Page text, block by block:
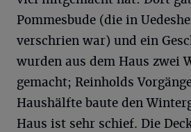
Pommesbude (die in
verschrien war) und ein
wurden aus dem Haus zwei
gemacht; Reinholds
Haushälfte baute den
Haus ist sehr schief. Die